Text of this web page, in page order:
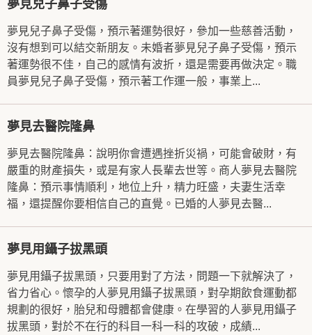
夢見兒子鼻子受傷
夢見兒子鼻子受傷，預示著運勢很好，參加一些慈善活動，
沒有想到可以結交新朋友。未婚者夢見兒子鼻子受傷，預示
著運勢很不佳，自己的感情有波折，還是需要再做決定。職
員夢見兒子鼻子受傷，預示著工作運一般，事業上...
夢見去醫院隆鼻
夢見去醫院隆鼻：說明你會遭遇挫折災禍，可能會破財，有
嚴重的財產損失，或是有家人長輩去世等。商人夢見去醫院
隆鼻：預示事情順利，地位上升，精力旺盛，夫妻生活幸
福，還提醒你要相信自己的直覺。已婚的人夢見去醫...
夢見用鑷子拔黑頭
夢見用鑷子拔黑頭，只要用對了方法，問題一下就解決了，
省力省心。懷孕的人夢見用鑷子拔黑頭，對孕期飲食運動都
規劃的很好，胎兒和母體都會健康。在學習的人夢見用鑷子
拔黑頭，對於不在行的科目一科一科的攻破，成績...